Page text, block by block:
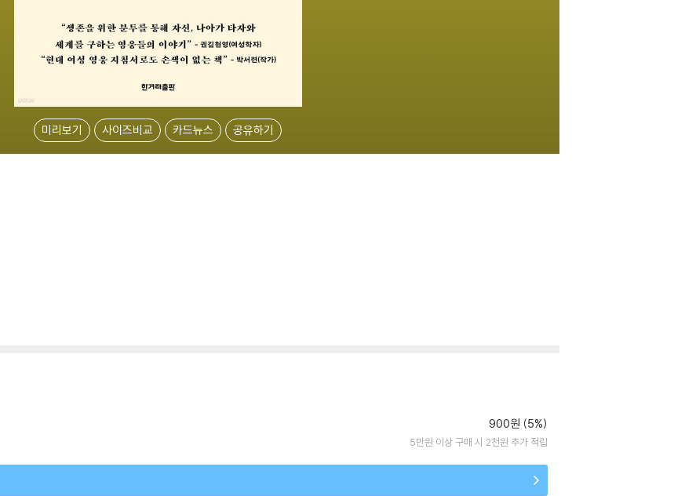
미리보기 사이즈비교 카드뉴스 공유하기
900원 (5%)
5만원 이상 구매 시 2천원 추가 적립